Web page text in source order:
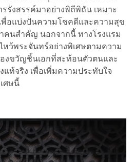
รังสรรค์มาอย่างพิถีพิถัน เหมาะ
อแบ่งปันความโชคดีและความสุข
นสำคัญ นอกจากนี้ ทางโรงแรม
ว้พระจันทร์อย่างพิเศษตามความ
งขวัญชิ้นเอกที่สะท้อนตัวตนและ
ท้จริง เพื่อเพิ่มความประทับใจ
ศษนี้